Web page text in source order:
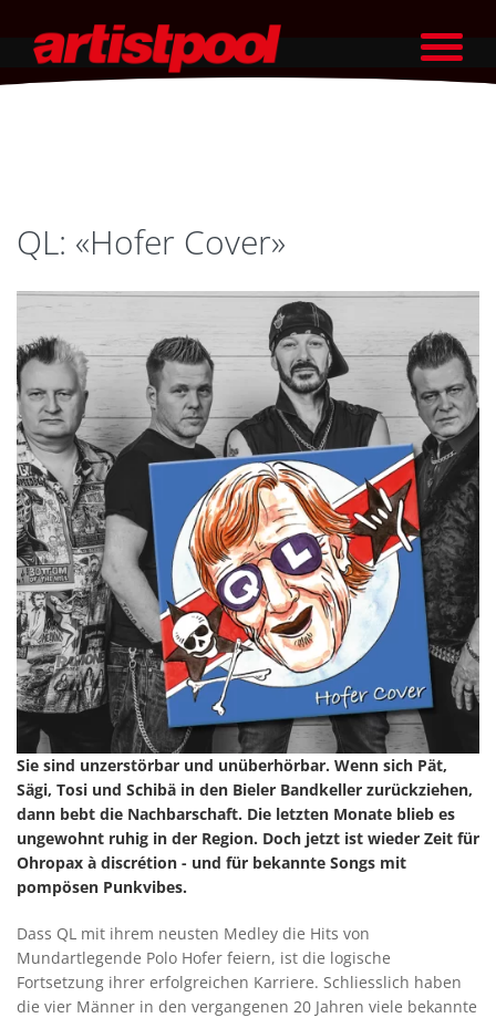
QL: «Hofer Cover»
Sie sind unzerstörbar und unüberhörbar. Wenn sich Pät,
Sägi, Tosi und Schibä in den Bieler Bandkeller zurückziehen,
dann bebt die Nachbarschaft. Die letzten Monate blieb es
ungewohnt ruhig in der Region. Doch jetzt ist wieder Zeit für
Ohropax à discrétion - und für bekannte Songs mit
pompösen Punkvibes.
Dass QL mit ihrem neusten Medley die Hits von
Mundartlegende Polo Hofer feiern, ist die logische
Fortsetzung ihrer erfolgreichen Karriere. Schliesslich haben
die vier Männer in den vergangenen 20 Jahren viele bekannte